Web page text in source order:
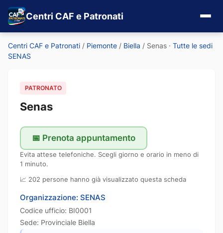
Centri CAF e Patronati
Centri CAF e Patronati / Piemonte / Biella / Senas · Tutte le sedi
SENAS
PATRONATO
Senas
📅 Prenota appuntamento
Evita attese telefoniche. Scegli giorno e orario in meno di
1 minuto.
📈 202 persone hanno già visualizzato questa scheda
Organizzazione: SENAS
Codice ufficio: BI0001
Sede: Provinciale Biella